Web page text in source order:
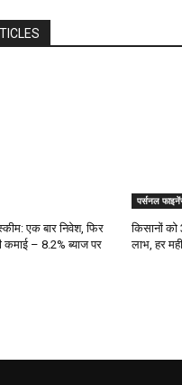
एक बार निवेश, फिर
कमाई – 8.2% ब्याज पर
पर्सनल
किसानों को
लाभ, हर